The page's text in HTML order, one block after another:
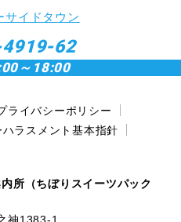
62
～18:00
ライバシーポリシー
ハラスメント基本指針
所（ちぼりスイーツパック